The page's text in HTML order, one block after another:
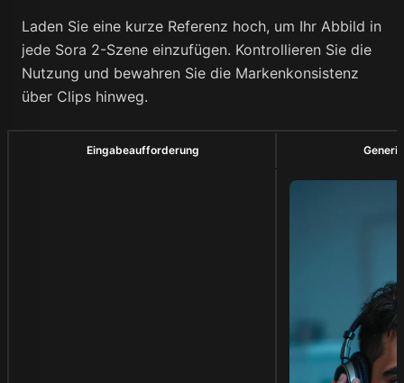
Laden Sie eine kurze Referenz hoch, um Ihr Abbild in
jede Sora 2-Szene einzufügen. Kontrollieren Sie die
Nutzung und bewahren Sie die Markenkonsistenz
über Clips hinweg.
Eingabeaufforderung